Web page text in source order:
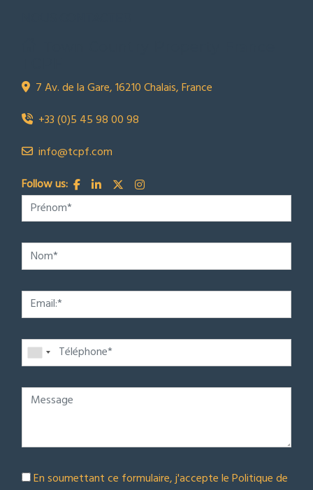
7 Av. de la Gare, 16210 Chalais, France
+33 (0)5 45 98 00 98
info@tcpf.com
Follow us:
En soumettant ce formulaire, j'accepte lePolitique de